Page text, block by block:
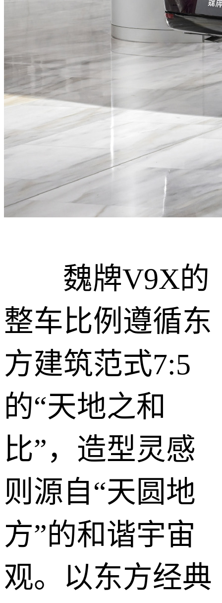
魏牌V9X的
整车比例遵循东
方建筑范式7:5
的“天地之和
比”，造型灵感
则源自“天圆地
方”的和谐宇宙
观。以东方经典